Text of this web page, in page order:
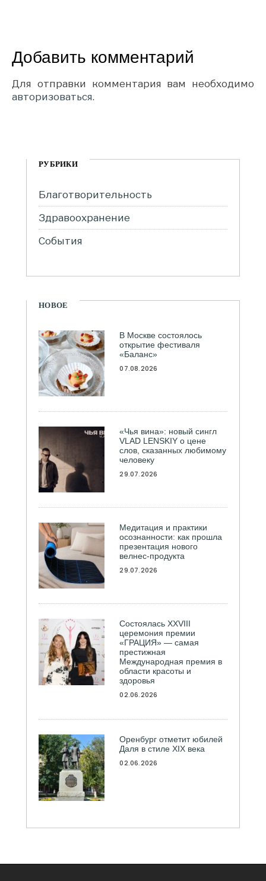
Добавить комментарий
Для отправки комментария вам необходимо
авторизоваться.
РУБРИКИ
Благотворительность
Здравоохранение
События
НОВОЕ
В Москве состоялось
открытие фестиваля
«Баланс»
07.08.2026
«Чья вина»: новый сингл
VLAD LENSKIY о цене
слов, сказанных любимому
человеку
29.07.2026
Медитация и практики
осознанности: как прошла
презентация нового
велнес-продукта
29.07.2026
Состоялась ХXVIII
церемония премии
«ГРАЦИЯ» — самая
престижная
Международная премия в
области красоты и
здоровья
02.06.2026
Оренбург отметит юбилей
Даля в стиле XIX века
02.06.2026